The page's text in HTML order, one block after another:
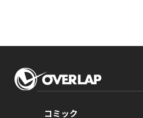
コミック